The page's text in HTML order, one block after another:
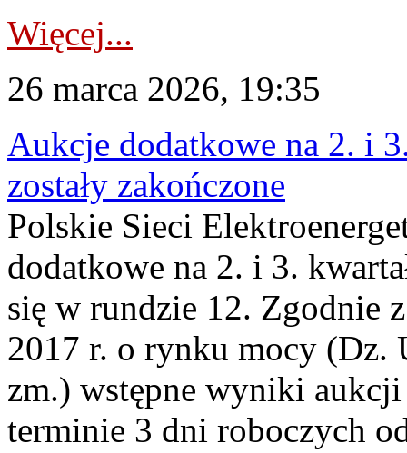
Więcej...
26 marca 2026, 19:35
Aukcje dodatkowe na 2. i
zostały zakończone
Polskie Sieci
dodatkowe na 2. i 3.
się w rundzie 12. Zgodnie
2017 r. o rynku mocy (Dz.
zm.) wstępne wyniki
terminie 3 dni roboczych